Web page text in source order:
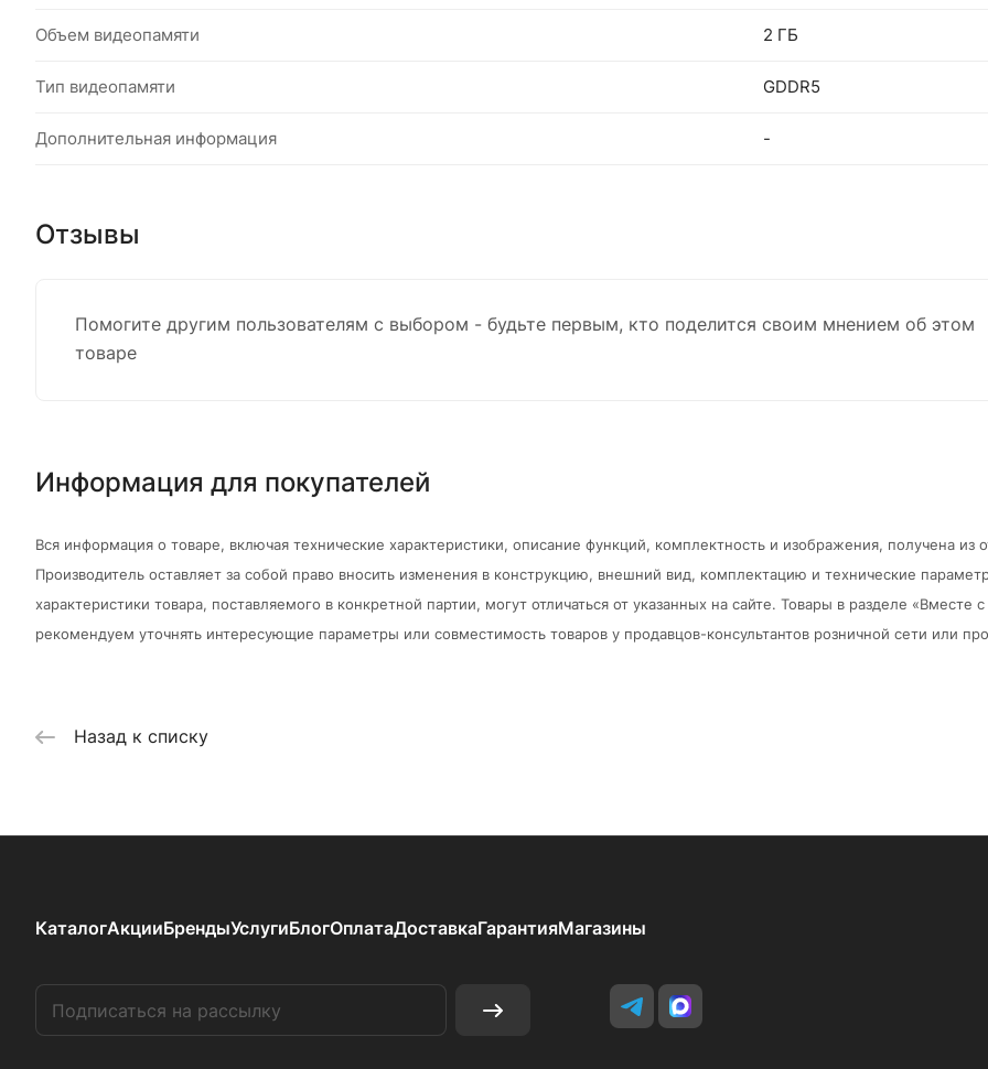
Объем видеопамяти 2 ГБ
Тип видеопамяти GDDR5
Дополнительная информация -
Отзывы
Помогите другим пользователям с выбором - будьте первым, кто поделится своим мнением об этом
товаре
Информация для покупателей
Вся информация о товаре, включая технические характеристики, описание функций, комплектность и изображения, получена из
Производитель оставляет за собой право вносить изменения в конструкцию, внешний вид, комплектацию и технические
характеристики товара, поставляемого в конкретной партии, могут отличаться от указанных на сайте. Товары в разделе
рекомендуем уточнять интересующие параметры или совместимость товаров у продавцов-консультантов розничной сети или
Назад к списку
КаталогАкцииБрендыУслугиБлогОплатаДоставкаГарантияМагазины